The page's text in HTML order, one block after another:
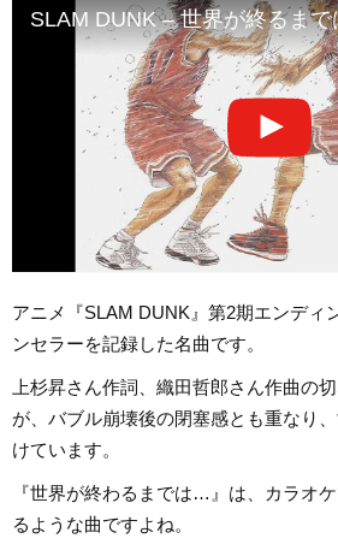
SLAM DUNK – 世界が終るまで
アニメ『SLAM DUNK』第2期エンディ
ンセラーを記録した名曲です。
上杉昇さん作詞、織田哲郎さん作曲の
が、バブル崩壊後の閉塞感とも重なり
けています。
『世界が終わるまでは…』は、カラオ
るような曲ですよね。